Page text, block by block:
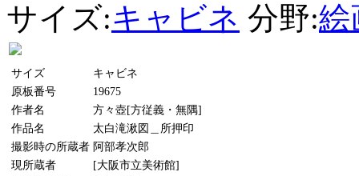
サイズ:キャビネ 分野:絵
サイズ
キャビネ
原板番号
19675
作者名
方々壺[方従義・無隅]
作品名
太白滝湫図＿所押印
撮影時の所蔵者 阿部孝次郎
現所蔵者
[大阪市立美術館]